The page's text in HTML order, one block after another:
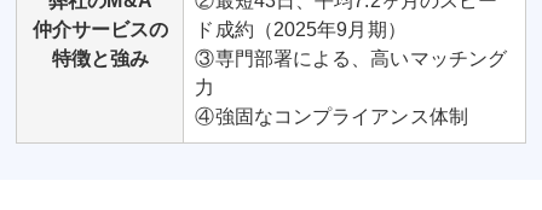
仲介サービスの
特徴と強み
ド成約（2025年9月期）
③専門部署による、高いマッチング
力
④強固なコンプライアンス体制